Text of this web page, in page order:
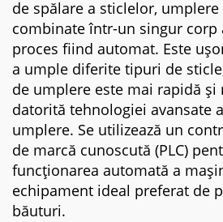
de spălare a sticlelor,
combinate într-un singur corp
proces fiind automat. Este
a umple diferite tipuri de
de umplere este mai rapidă și
datorită tehnologiei avansate
umplere. Se utilizează un
de marcă cunoscută (PLC)
funcționarea automată a
echipament ideal preferat de
băuturi.